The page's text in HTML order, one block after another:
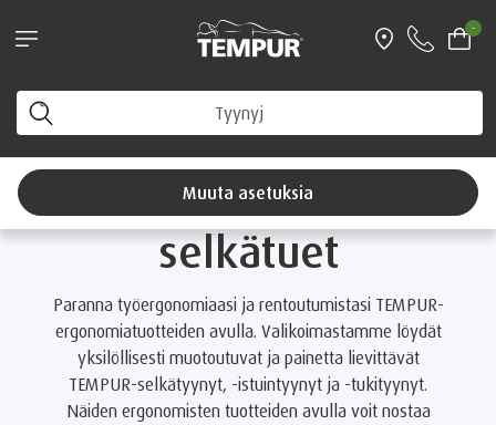
-
patjamallisto nyt -15 % Hyödynnä
Näet Suomi-sivuston. Voit muuttaa asetuksiasi milloin
tahansa
Muuta asetuksia
ja ergonomia Pientuotteet
Istuintyynyt ja
selkätuet
Paranna työergonomiaasi ja rentoutumistasi TEMPUR-
ergonomiatuotteiden avulla. Valikoimastamme löydät
yksilöllisesti muotoutuvat ja painetta lievittävät
TEMPUR-selkätyynyt, -istuintyynyt ja -tukityynyt.
Näiden ergonomisten tuotteiden avulla voit nostaa